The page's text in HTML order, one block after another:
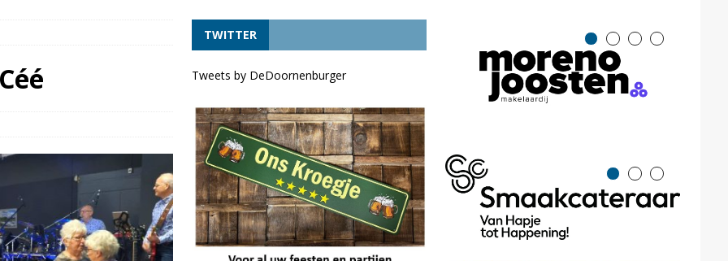
uit de vaart door lage waterstand *UPDATE*
als lijsttrekker VVD Provinciale verkiezingen
TWITTER
Tweets by DeDoornenburger